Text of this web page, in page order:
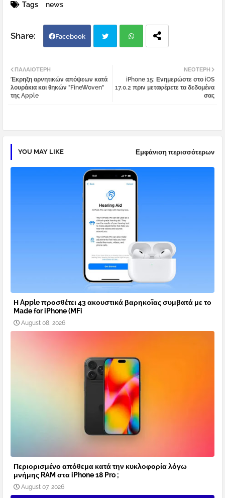
Tags news
Facebook
tter atsa
ΝΕΌΤΕΡΗ
iPhone 15: Ενημερώστε στο iOS
17.0.2 πριν μεταφέρετε τα δεδομένα
σας
ΠΑΛΑΙΌΤΕΡΗ
Έκρηξη αρνητικών απόψεων κατά
λουράκια και θηκών "FineWoven"
της Apple
YOU MAY LIKE Εμφάνιση περισσότερων
Η Apple προσθέτει 43 ακουστικά βαρηκοΐας συμβατά με το
Made for iPhone (MFi
August 08, 2026
Περιορισμένο απόθεμα κατά την κυκλοφορία λόγω
μνήμης RAM στα iPhone 18 Pro ;
August 07, 2026